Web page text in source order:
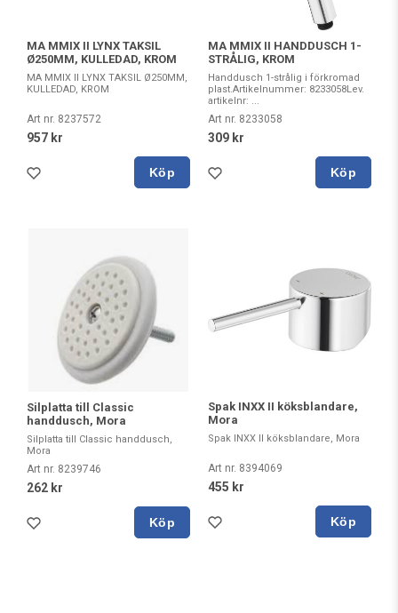
MA MMIX II LYNX TAKSIL
Ø250MM, KULLEDAD, KROM
MA MMIX II LYNX TAKSIL Ø250MM,
KULLEDAD, KROM
Art nr. 8237572
957 kr
Köp
MA MMIX II HANDDUSCH 1-
STRÅLIG, KROM
Handdusch 1-strålig i förkromad
plast.Artikelnummer: 8233058Lev.
artikelnr: ...
Art nr. 8233058
309 kr
Köp
Silplatta till Classic
handdusch, Mora
Silplatta till Classic handdusch,
Mora
Art nr. 8239746
262 kr
Köp
Spak INXX II köksblandare,
Mora
Spak INXX II köksblandare, Mora
Art nr. 8394069
455 kr
Köp